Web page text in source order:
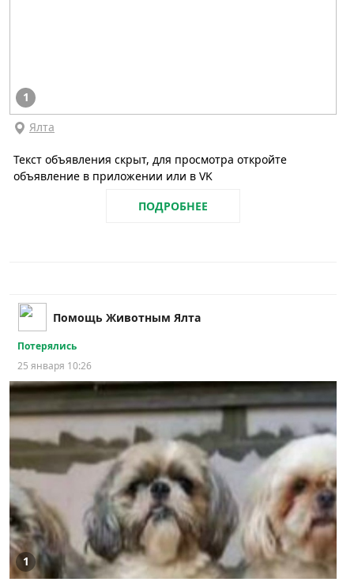
1
Ялта
Текст объявления скрыт, для просмотра откройте
объявление в приложении или в VK
ПОДРОБНЕЕ
Помощь Животным Ялта
Потерялись
25 января 10:26
1